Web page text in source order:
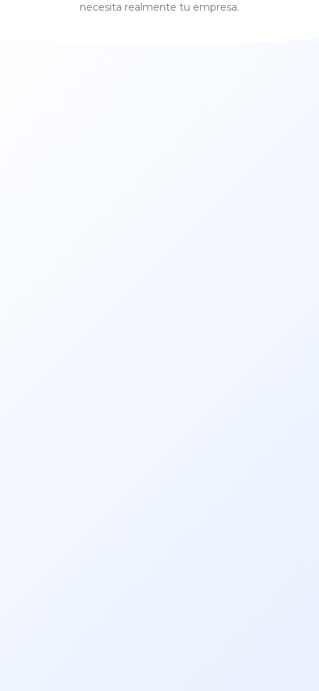
necesita realmente tu empresa.